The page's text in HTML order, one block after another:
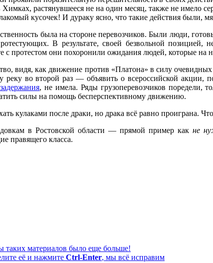
растянувшееся не на один месяц, также не имело
кусочек! И дураку ясно, что такие действия были,
была на стороне перевозчиков. Были люди,
В результате, своей безвольной
с протестом они похоронили ожидания людей, которые на
видя, как движение против «Платона» в силу
во второй раз — объявить о всероссийской акции,
, не имела. Ряды грузоперевозчиков поредели,
силы на помощь бесперспективному движению.
кулаками после драки, но драка всё равно проиграна.
в Ростовской области — прямой пример как не
правящего класса.
материалов было еще больше!
её и нажмите Ctrl-Enter, мы всё исправим